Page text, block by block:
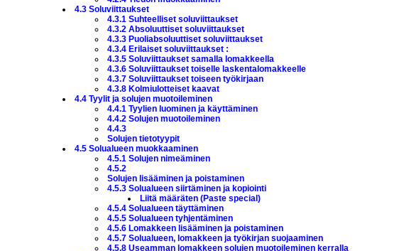
4.3 Soluviittaukset
4.3.1 Suhteelliset soluviittaukset
4.3.2 Absoluuttiset soluviittaukset
4.3.3 Puoliabsoluuttiset soluviittaukset
4.3.4 Erilaiset soluviittaukset :
4.3.5 Soluviittaukset samalla lomakkeella
4.3.6 Soluviittaukset toiselle laskentalomakkeelle
4.3.7 Soluviittaukset toiseen työkirjaan
4.3.8 Kolmiulotteiset kaavat
4.4 Tyylit ja solujen muotoileminen
4.4.1 Tyylien luominen ja käyttäminen
4.4.2 Solujen muotoileminen
4.4.3
Solujen tietotyypit
4.5 Solualueen muokkaaminen
4.5.1 Solujen nimeäminen
4.5.2
Solujen lisääminen ja poistaminen
4.5.3 Solualueen siirtäminen ja kopiointi
Liitä määräten (Paste special)
4.5.4 Solualueen täyttäminen
4.5.5 Solualueen tyhjentäminen
4.5.6 Lomakkeen lisääminen ja poistaminen
4.5.7 Solualueen, lomakkeen ja työkirjan suojaaminen
4.5.8 Useamman lomakkeen solujen muotoileminen kerralla